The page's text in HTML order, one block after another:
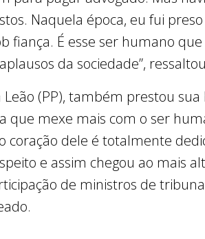
Naquela época, eu fui
fiança. É esse ser humano
da sociedade”,
(PP), também prestou
que mexe mais com o ser
dele é totalmente
e assim chegou ao mais
de ministros de